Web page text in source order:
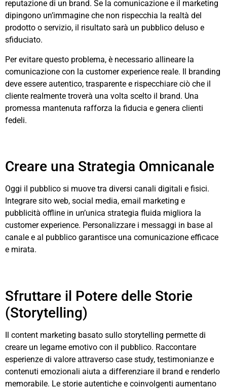
reputazione di un brand. Se la comunicazione e il marketing
dipingono un’immagine che non rispecchia la realtà del
prodotto o servizio, il risultato sarà un pubblico deluso e
sfiduciato.
Per evitare questo problema, è necessario allineare la
comunicazione con la customer experience reale. Il branding
deve essere autentico, trasparente e rispecchiare ciò che il
cliente realmente troverà una volta scelto il brand. Una
promessa mantenuta rafforza la fiducia e genera clienti
fedeli.
Creare una Strategia Omnicanale
Oggi il pubblico si muove tra diversi canali digitali e fisici.
Integrare sito web, social media, email marketing e
pubblicità offline in un’unica strategia fluida migliora la
customer experience. Personalizzare i messaggi in base al
canale e al pubblico garantisce una comunicazione efficace
e mirata.
Sfruttare il Potere delle Storie
(Storytelling)
Il content marketing basato sullo storytelling permette di
creare un legame emotivo con il pubblico. Raccontare
esperienze di valore attraverso case study, testimonianze e
contenuti emozionali aiuta a differenziare il brand e renderlo
memorabile. Le storie autentiche e coinvolgenti aumentano